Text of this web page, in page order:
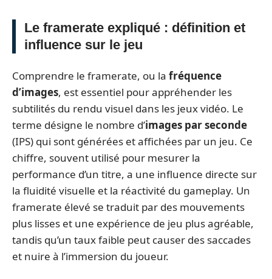
Le framerate expliqué : définition et
influence sur le jeu
Comprendre le framerate, ou la fréquence
d’images, est essentiel pour appréhender les
subtilités du rendu visuel dans les jeux vidéo. Le
terme désigne le nombre d’images par seconde
(IPS) qui sont générées et affichées par un jeu. Ce
chiffre, souvent utilisé pour mesurer la
performance d’un titre, a une influence directe sur
la fluidité visuelle et la réactivité du gameplay. Un
framerate élevé se traduit par des mouvements
plus lisses et une expérience de jeu plus agréable,
tandis qu’un taux faible peut causer des saccades
et nuire à l’immersion du joueur.